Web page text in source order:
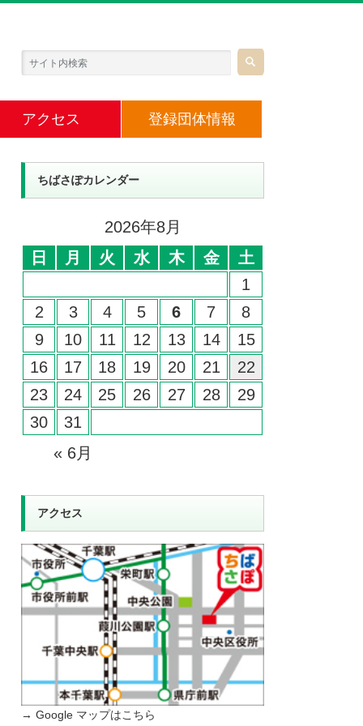
アクセス 登録団体情報
ちばさぽカレンダー
2026年8月
日
月 火 水 木 金 土
« 6月
1
2
3 4 5 6 7
8
9
10 11 12 13 14
15
16
17 18 19 20 21
22
23
24 25 26 27 28
29
30
31
アクセス
→ Google マップはこちら